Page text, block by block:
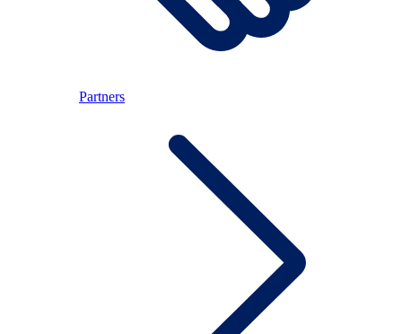
Partners